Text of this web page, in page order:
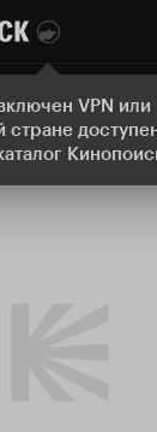
VPN или
стране
Онлайн-